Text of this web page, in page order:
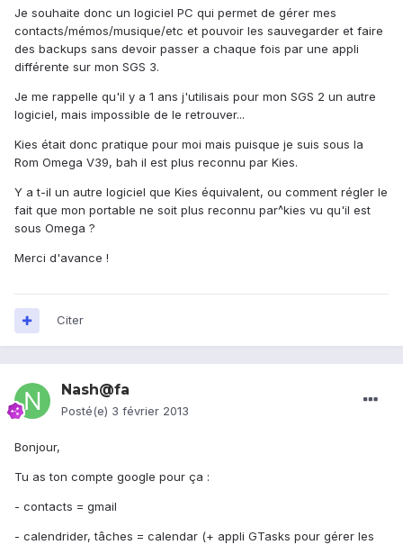
Je souhaite donc un logiciel PC qui permet de gérer mes
contacts/mémos/musique/etc et pouvoir les sauvegarder et faire
des backups sans devoir passer a chaque fois par une appli
différente sur mon SGS 3.
Je me rappelle qu'il y a 1 ans j'utilisais pour mon SGS 2 un autre
logiciel, mais impossible de le retrouver...
Kies était donc pratique pour moi mais puisque je suis sous la
Rom Omega V39, bah il est plus reconnu par Kies.
Y a t-il un autre logiciel que Kies équivalent, ou comment régler le
fait que mon portable ne soit plus reconnu par^kies vu qu'il est
sous Omega ?
Merci d'avance !
Citer
Nash@fa
Posté(e) 3 février 2013
Bonjour,
Tu as ton compte google pour ça :
- contacts = gmail
- calendrider, tâches = calendar (+ appli GTasks pour gérer les